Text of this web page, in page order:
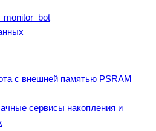
с внешней памятью PSRAM
сервисы накопления и